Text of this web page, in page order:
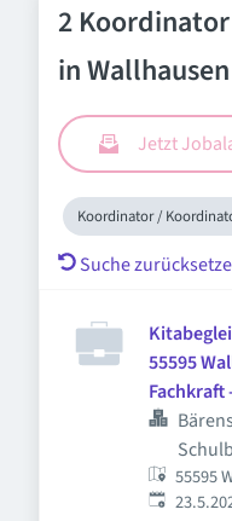
2
in Wallhausen
Jetzt
Koordinator /
Suche
55595
Fachkraft
55595